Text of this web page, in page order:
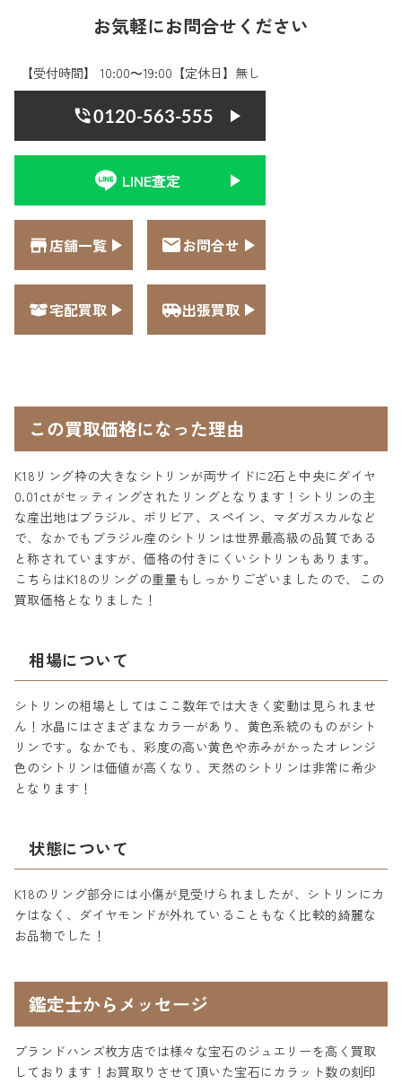
お気軽にお問合せください
【受付時間】 10:00〜19:00【定休日】無し
0120-563-555
LINE査定
店舗一覧 お問合せ
宅配買取 出張買取
この買取価格になった理由
K18リング枠の大きなシトリンが両サイドに2石と中央にダイヤ
0.01ctがセッティングされたリングとなります！シトリンの主
な産出地はブラジル、ボリビア、スペイン、マダガスカルなど
で、なかでもブラジル産のシトリンは世界最高級の品質である
と称されていますが、価格の付きにくいシトリンもあります。
こちらはK18のリングの重量もしっかりございましたので、この
買取価格となりました！
相場について
シトリンの相場としてはここ数年では大きく変動は見られませ
ん！水晶にはさまざまなカラーがあり、黄色系統のものがシト
リンです。なかでも、彩度の高い黄色や赤みがかったオレンジ
色のシトリンは価値が高くなり、天然のシトリンは非常に希少
となります！
状態について
K18のリング部分には小傷が見受けられましたが、シトリンにカ
ケはなく、ダイヤモンドが外れていることもなく比較的綺麗な
お品物でした！
鑑定士からメッセージ
ブランドハンズ枚方店では様々な宝石のジュエリーを高く買取
しております！お買取りさせて頂いた宝石にカラット数の刻印